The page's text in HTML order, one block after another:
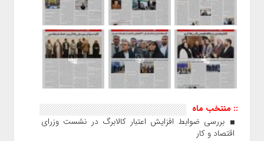
:: منتخب ماه
بررسی ضوابط افزایش اعتبار کالابرگ در نشست وزرای
اقتصاد و کار